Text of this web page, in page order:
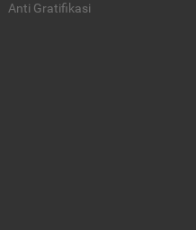
Anti Gratifikasi